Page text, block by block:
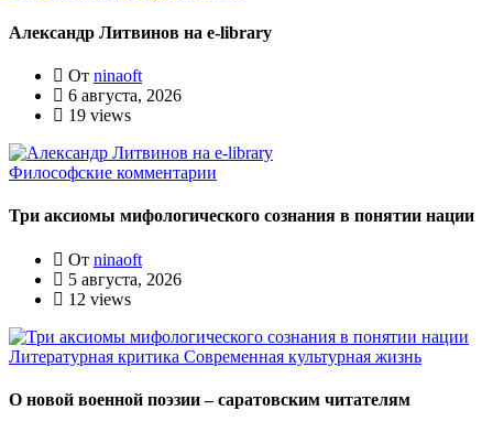
Александр Литвинов на e-library
От ninaoft
6 августа, 2026
19 views
Философские комментарии
Три аксиомы мифологического сознания в понятии нации
От ninaoft
5 августа, 2026
12 views
Литературная критика Современная культурная жизнь
О новой военной поэзии – саратовским читателям